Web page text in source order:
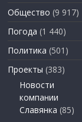
Общество (9 917)
Погода (1 440)
Политика (501)
Проекты (383)
Новости
компании
Славянка (85)